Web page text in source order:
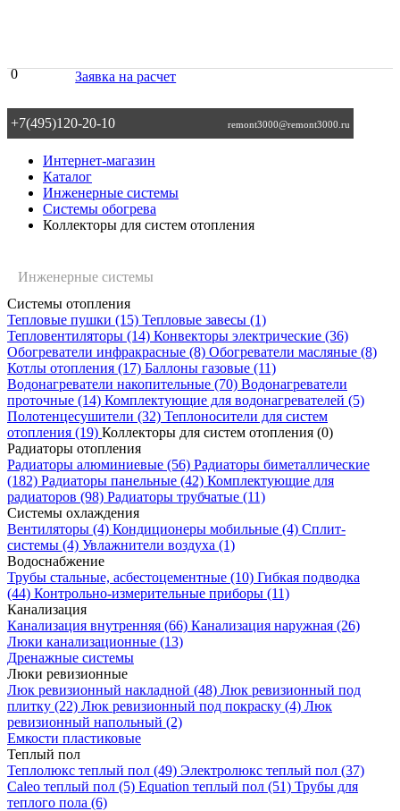
Заявка на расчет
0
+7(495)120-20-10 remont3000@remont3000.ru
Интернет-магазин
Каталог
Инженерные системы
Системы обогрева
Коллекторы для систем отопления
Инженерные системы
Системы отопления
Тепловые пушки (15) Тепловые завесы (1)
Тепловентиляторы (14) Конвекторы электрические (36)
Обогреватели инфракрасные (8) Обогреватели масляные (8)
Котлы отопления (17) Баллоны газовые (11)
Водонагреватели накопительные (70) Водонагреватели
проточные (14) Комплектующие для водонагревателей (5)
Полотенцесушители (32) Теплоносители для систем
отопления (19) Коллекторы для систем отопления (0)
Радиаторы отопления
Радиаторы алюминиевые (56) Радиаторы биметаллические
(182) Радиаторы панельные (42) Комплектующие для
радиаторов (98) Радиаторы трубчатые (11)
Системы охлаждения
Вентиляторы (4) Кондиционеры мобильные (4) Сплит-
системы (4) Увлажнители воздуха (1)
Водоснабжение
Трубы стальные, асбестоцементные (10) Гибкая подводка
(44) Контрольно-измерительные приборы (11)
Канализация
Канализация внутренняя (66) Канализация наружная (26)
Люки канализационные (13)
Дренажные системы
Люки ревизионные
Люк ревизионный накладной (48) Люк ревизионный под
плитку (22) Люк ревизионный под покраску (4) Люк
ревизионный напольный (2)
Емкости пластиковые
Теплый пол
Теплолюкс теплый пол (49) Электролюкс теплый пол (37)
Caleo теплый пол (5) Equation теплый пол (51) Трубы для
теплого пола (6)
Фильтр
Коллекторы для
систем отопления
(0)
Таких товаров не найдено.
Попробуйте смягчить условия поиска.
Сбросить фильтр
г. Москва, ул. Кирпичные выемки, д.2, кор.1
+7(495)120-20-10
Заказать звонок
Время работы:
Пн. - Пт.: с 8:00 до 18:00
E-mail:remont3000@remont3000.ru
© 2026 Все права защищены
Политика обработки персональных данных
Принимаем к
оплате: